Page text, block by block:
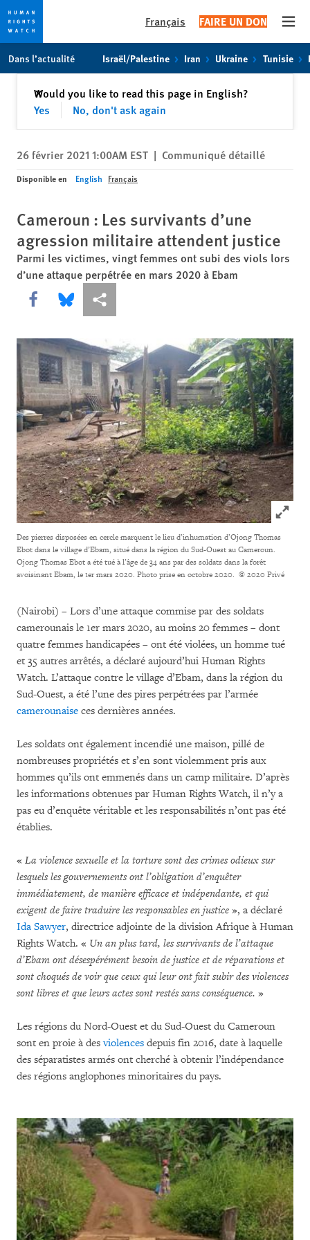
toto
content
Français FAIRE UN DON
Dans l’actualité Israël/Palestine Iran Ukraine Tunisie
Would you like to read this page in English?
Yes
No, don't ask again
✕Fermer
26 février 2021 1:00AM EST | Communiqué détaillé
Disponible en English Français
Cameroun : Les survivants d’une
agression militaire attendent justice
Parmi les victimes, vingt femmes ont subi des viols lors
d’une attaque perpétrée en mars 2020 à Ebam
Share this via Facebook
Share this via Bluesky
Share this via Partagez
Click
Des pierres disposées en cercle marquent le lieu d’inhumation d’Ojong Thomas
Ebot dans le village d’Ebam, situé dans la région du Sud-Ouest au Cameroun.
Ojong Thomas Ebot a été tué à l’âge de 34 ans par des soldats dans la forêt
avoisinant Ebam, le 1er mars 2020. Photo prise en octobre 2020. © 2020 Privé
(Nairobi) – Lors d’une attaque commise par des soldats
camerounais le 1er mars 2020, au moins 20 femmes – dont
quatre femmes handicapées – ont été violées, un homme tué
et 35 autres arrêtés, a déclaré aujourd’hui Human Rights
Watch. L’attaque contre le village d’Ebam, dans la région du
Sud-Ouest, a été l’une des pires perpétrées par l’armée
camerounaise ces dernières années.
Les soldats ont également incendié une maison, pillé de
nombreuses propriétés et s’en sont violemment pris aux
hommes qu’ils ont emmenés dans un camp militaire. D’après
les informations obtenues par Human Rights Watch, il n’y a
pas eu d’enquête véritable et les responsabilités n’ont pas été
établies.
« La violence sexuelle et la torture sont des crimes odieux sur
lesquels les gouvernements ont l’obligation d’enquêter
immédiatement, de manière efficace et indépendante, et qui
exigent de faire traduire les responsables en justice », a déclaré
Ida Sawyer, directrice adjointe de la division Afrique à Human
Rights Watch. « Un an plus tard, les survivants de l’attaque
d’Ebam ont désespérément besoin de justice et de réparations et
sont choqués de voir que ceux qui leur ont fait subir des violences
sont libres et que leurs actes sont restés sans conséquence. »
Les régions du Nord-Ouest et du Sud-Ouest du Cameroun
sont en proie à desviolences depuis fin 2016, date à laquelle
des séparatistes armés ont cherché à obtenir l’indépendance
des régions anglophones minoritaires du pays.